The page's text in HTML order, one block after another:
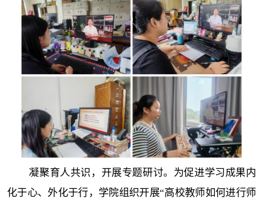
凝聚育人共识，开展专题研讨。为促进学习成果内
化于心、外化于行，学院组织开展“高校教师如何进行师